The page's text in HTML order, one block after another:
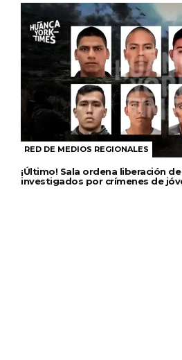
RED DE MEDIOS REGIONALES
¡Último! Sala ordena liberación
investigados por crímenes de